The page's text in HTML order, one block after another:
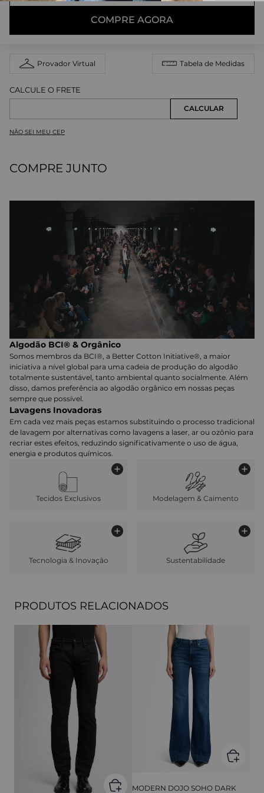
COMPRE AGORA
Provador Virtual Tabela de Medidas
NÃO SEI MEU CEP
COMPRE JUNTO
Algodão BCI® & Orgânico
Somos membros da BCI®, a Better Cotton Initiative®, a maior
iniciativa a nível global para uma cadeia de produção do algodão
totalmente sustentável, tanto ambiental quanto socialmente. Além
disso, damos preferência ao algodão orgânico em nossas peças
sempre que possível.
Lavagens Inovadoras
Em cada vez mais peças estamos substituindo o processo tradicional
de lavagem por alternativas como lavagens a laser, ar ou ozônio para
recriar estes efeitos, reduzindo significativamente o uso de água,
energia e produtos químicos.
Tecidos Exclusivos Modelagem & Caimento
Tecnologia & Inovação Sustentabilidade
PRODUTOS RELACIONADOS
MODERN DOJO SOHO DARK